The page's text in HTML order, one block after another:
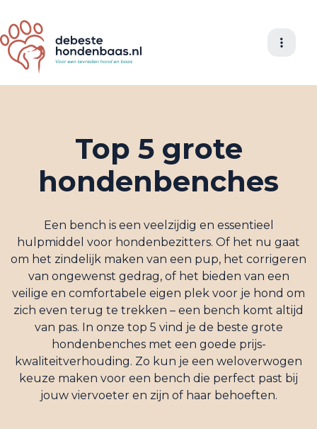
Top 5 grote
hondenbenches
Een bench is een veelzijdig en essentieel
hulpmiddel voor hondenbezitters. Of het nu gaat
om het zindelijk maken van een pup, het corrigeren
van ongewenst gedrag, of het bieden van een
veilige en comfortabele eigen plek voor je hond om
zich even terug te trekken – een bench komt altijd
van pas. In onze top 5 vind je de beste grote
hondenbenches met een goede prijs-
kwaliteitverhouding. Zo kun je een weloverwogen
keuze maken voor een bench die perfect past bij
jouw viervoeter en zijn of haar behoeften.